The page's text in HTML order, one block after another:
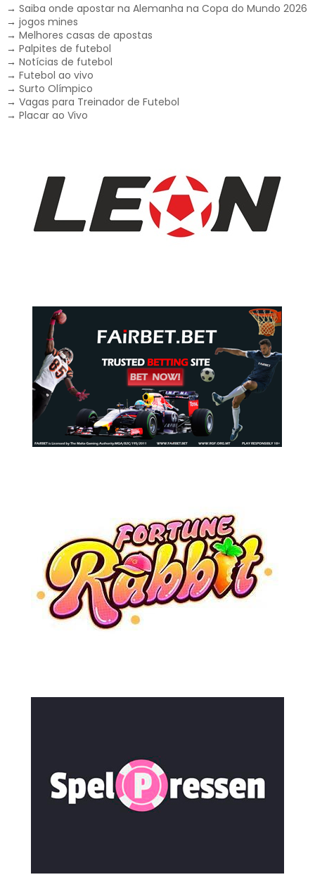
→ Saiba onde apostar na Alemanha na Copa do Mundo 2026
→ jogos mines
→ Melhores casas de apostas
→ Palpites de futebol
→ Notícias de futebol
→ Futebol ao vivo
→ Surto Olímpico
→ Vagas para Treinador de Futebol
→ Placar ao Vivo